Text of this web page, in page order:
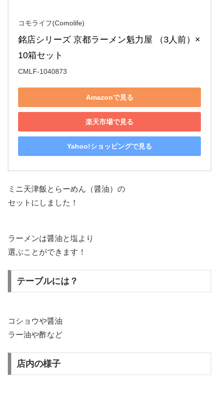
コモライフ(Comolife)
銘店シリーズ 京都ラーメン魁力屋 （3人前）×
10箱セット
CMLF-1040873
Amazonで見る
楽天市場で見る
Yahoo!ショッピングで見る
ミニ天津飯とらーめん（醤油）の
セットにしました！
ラーメンは醤油と塩より
選ぶことができます！
テーブルには？
コショウや醤油
ラー油や酢など
店内の様子